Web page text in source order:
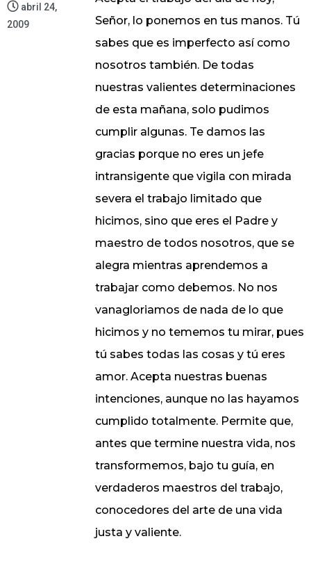
abril 24,
2009
Señor, lo ponemos en tus manos. Tú
sabes que es imperfecto así como
nosotros también. De todas
nuestras valientes determinaciones
de esta mañana, solo pudimos
cumplir algunas. Te damos las
gracias porque no eres un jefe
intransigente que vigila con mirada
severa el trabajo limitado que
hicimos, sino que eres el Padre y
maestro de todos nosotros, que se
alegra mientras aprendemos a
trabajar como debemos. No nos
vanagloriamos de nada de lo que
hicimos y no tememos tu mirar, pues
tú sabes todas las cosas y tú eres
amor. Acepta nuestras buenas
intenciones, aunque no las hayamos
cumplido totalmente. Permite que,
antes que termine nuestra vida, nos
transformemos, bajo tu guía, en
verdaderos maestros del trabajo,
conocedores del arte de una vida
justa y valiente.